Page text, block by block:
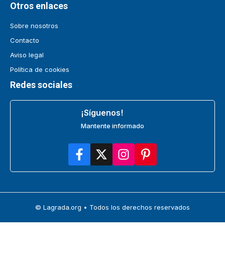
Otros enlaces
Sobre nosotros
Contacto
Aviso legal
Política de cookies
Redes sociales
¡Síguenos!
Mantente informado
© Lagrada.org • Todos los derechos reservados